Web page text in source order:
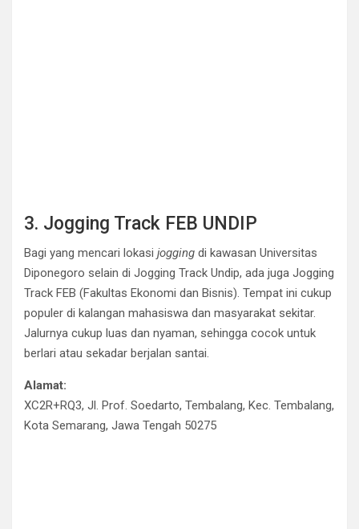
3. Jogging Track FEB UNDIP
Bagi yang mencari lokasi jogging di kawasan Universitas
Diponegoro selain di Jogging Track Undip, ada juga Jogging
Track FEB (Fakultas Ekonomi dan Bisnis). Tempat ini cukup
populer di kalangan mahasiswa dan masyarakat sekitar.
Jalurnya cukup luas dan nyaman, sehingga cocok untuk
berlari atau sekadar berjalan santai.
Alamat:
XC2R+RQ3, Jl. Prof. Soedarto, Tembalang, Kec. Tembalang,
Kota Semarang, Jawa Tengah 50275